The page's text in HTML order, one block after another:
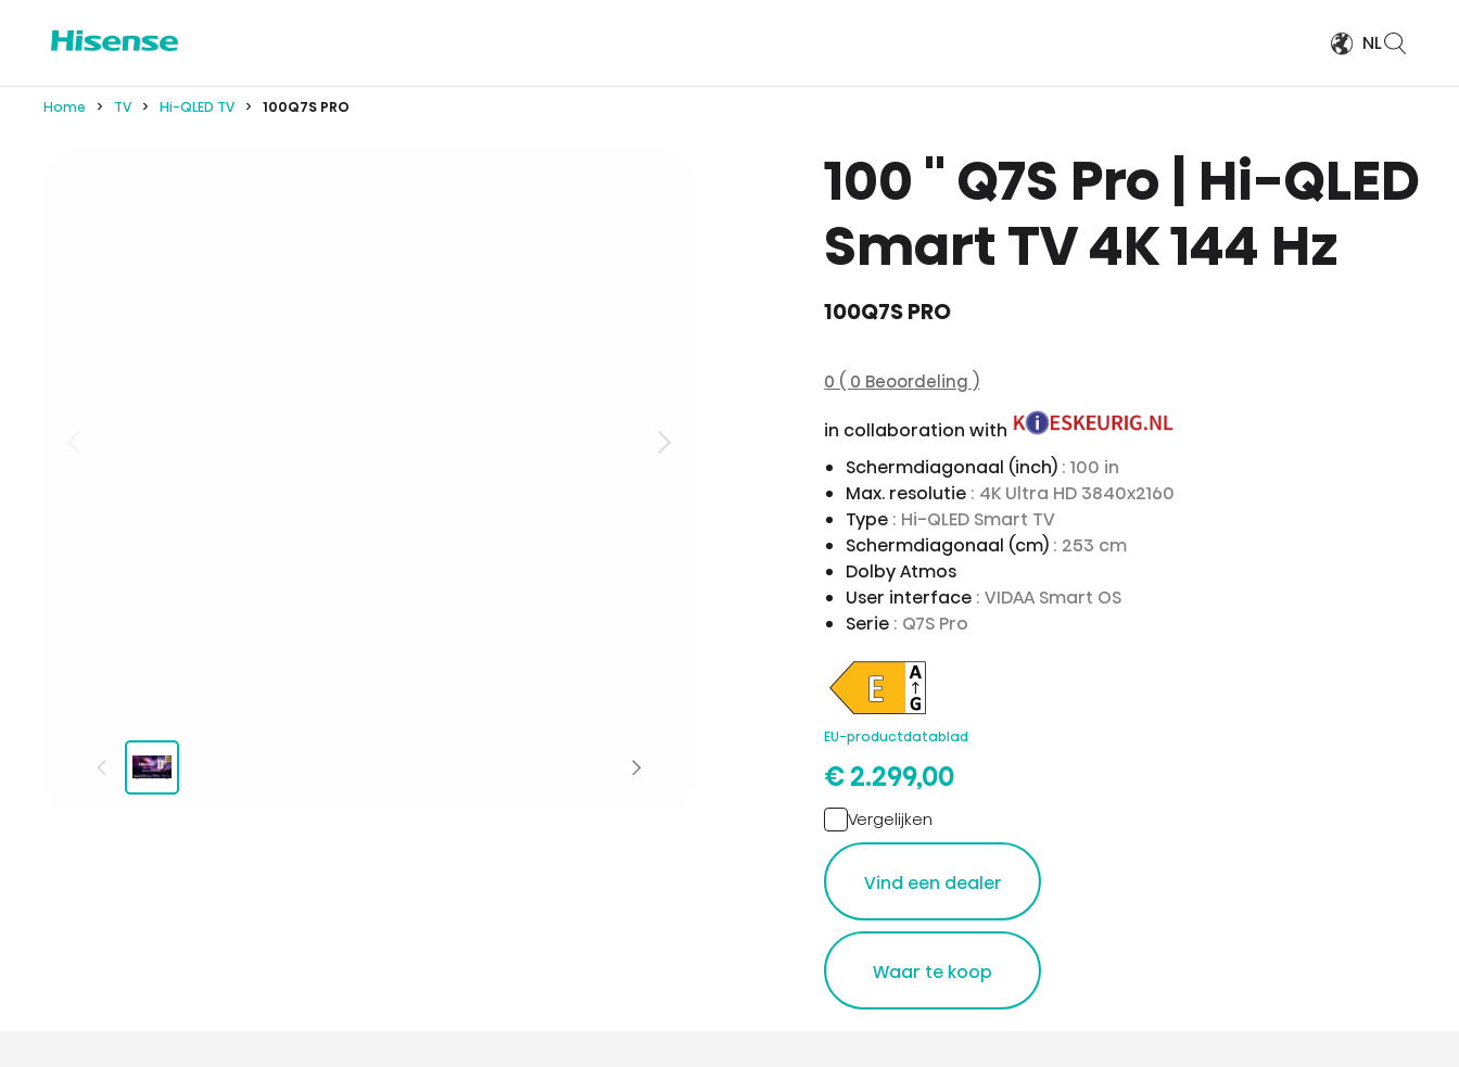
NL
Home TV Hi-QLED TV 100Q7S PRO
100 '' Q7S Pro | Hi-QLED
Smart TV 4K 144 Hz
100Q7S PRO
0 ( 0 Beoordeling )
in collaboration with
Schermdiagonaal (inch) : 100 in
Max. resolutie : 4K Ultra HD 3840x2160
Type : Hi-QLED Smart TV
Schermdiagonaal (cm) : 253 cm
Dolby Atmos
User interface : VIDAA Smart OS
Serie : Q7S Pro
EU-productdatablad
€ 2.299,00
Vergelijken
Vind een dealer
Waar te koop